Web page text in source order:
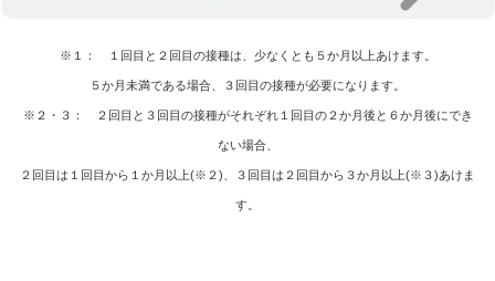
※１： １回目と２回目の接種は、少なくとも５か月以上あけます。
５か月未満である場合、３回目の接種が必要になります。
※２・３： ２回目と３回目の接種がそれぞれ１回目の２か月後と６か月後にでき
ない場合、
２回目は１回目から１か月以上(※２)、３回目は２回目から３か月以上(※３)あけま
す。